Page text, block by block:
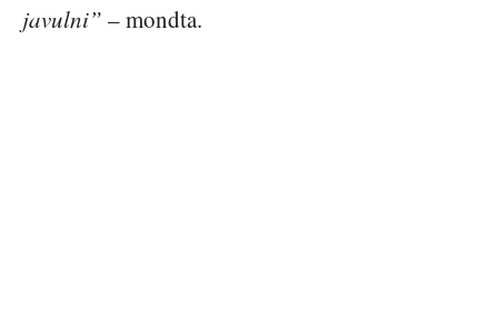
javulni” – mondta.